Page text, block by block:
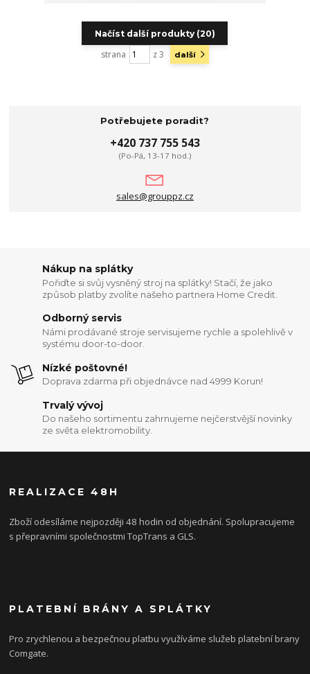
Načíst další produkty (20)
strana z 3 další
Potřebujete poradit?
+420 737 755 543
(Po-Pá, 13-17 hod.)
sales@grouppz.cz
Nákup na splátky
Pořiďte si svůj vysněný stroj na splátky! Stačí, že jako
způsob platby zvolíte našeho partnera Home Credit.
Odborný servis
Námi prodávané stroje servisujeme rychle a spolehlivě v
systému door-to-door.
Nízké poštovné!
Doprava zdarma při objednávce nad 4999 Korun!
Trvalý vývoj
Do našeho sortimentu zahrnujeme nejčerstvější novinky
ze světa elektromobility.
REALIZACE 48H
Zboží odesíláme nejpozději 48 hodin od objednání. Spolupracujeme
s přepravními společnostmi TopTrans a GLS.
PLATEBNÍ BRÁNY A SPLÁTKY
Pro zrychlenou a bezpečnou platbu využíváme služeb platební brany
Comgate.